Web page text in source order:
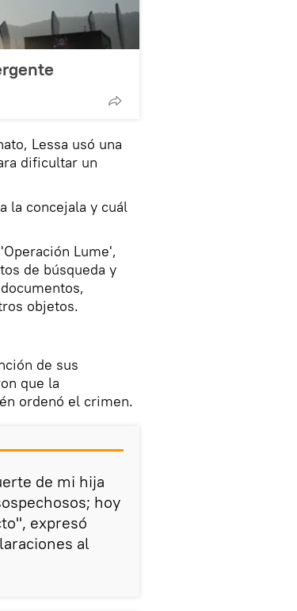
Lessa usó una
dificultar un
la concejala y cuál
Lume',
de búsqueda y
objetos.
de sus
que la
ordenó el crimen.
de mi hija
hoy
expresó
al